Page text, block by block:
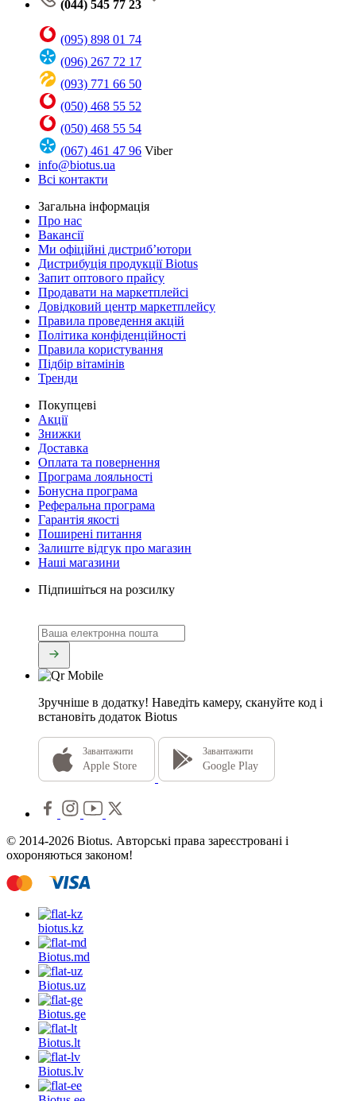
(044) 545 77 23
(095) 898 01 74
(096) 267 72 17
(093) 771 66 50
(050) 468 55 52
(050) 468 55 54
(067) 461 47 96 Viber
info@biotus.ua
Всі контакти
Загальна інформація
Про нас
Вакансії
Ми офіційні дистриб’ютори
Дистрибуція продукції Biotus
Запит оптового прайсу
Продавати на маркетплейсі
Довідковий центр маркетплейсу
Правила проведення акцій
Політика конфіденційності
Правила користування
Підбір вітамінів
Тренди
Покупцеві
Акції
Знижки
Доставка
Оплата та повернення
Програма лояльності
Бонусна програма
Реферальна програма
Гарантія якості
Поширені питання
Залиште відгук про магазин
Наші магазини
Підпишіться на розсилку
Зручніше в додатку! Наведіть камеру, скануйте код і
встановіть додаток Biotus
Завантажити
Apple Store
Завантажити
Google Play
© 2014-2026 Biotus. Авторські права зареєстровані і
охороняються законом!
biotus.kz
Biotus.md
Biotus.uz
Biotus.ge
Biotus.lt
Biotus.lv